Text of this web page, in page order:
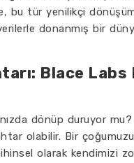
bu tür yenilikçi
donanmış bir
Blace Labs
dönüp duruyor
olabilir. Bir
olarak kendimizi